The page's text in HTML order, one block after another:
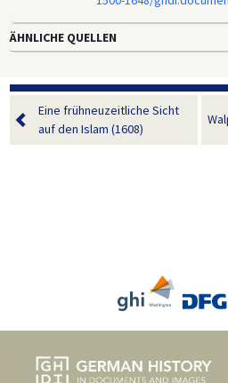
ÄHNLICHE QUELLEN
Eine frühneuzeitliche Sicht
auf den Islam (1608)